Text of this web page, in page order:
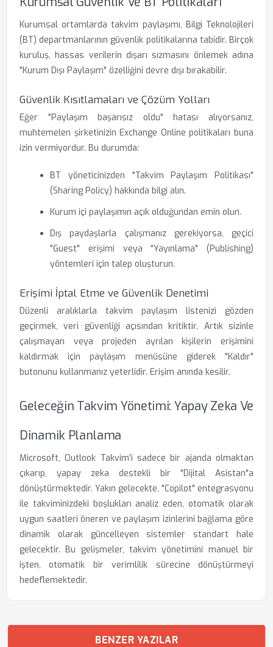
Kurumsal ortamlarda takvim paylaşımı, Bilgi Teknolojileri
(BT) departmanlarının güvenlik politikalarına tabidir. Birçok
kuruluş, hassas verilerin dışarı sızmasını önlemek adına
"Kurum Dışı Paylaşım" özelliğini devre dışı bırakabilir.
Güvenlik Kısıtlamaları ve Çözüm Yolları
Eğer "Paylaşım başarısız oldu" hatası alıyorsanız,
muhtemelen şirketinizin Exchange Online politikaları buna
izin vermiyordur. Bu durumda:
BT yöneticinizden "Takvim Paylaşım Politikası"
(Sharing Policy) hakkında bilgi alın.
Kurum içi paylaşımın açık olduğundan emin olun.
Dış paydaşlarla çalışmanız gerekiyorsa, geçici
"Guest" erişimi veya "Yayınlama" (Publishing)
yöntemleri için talep oluşturun.
Erişimi İptal Etme ve Güvenlik Denetimi
Düzenli aralıklarla takvim paylaşım listenizi gözden
geçirmek, veri güvenliği açısından kritiktir. Artık sizinle
çalışmayan veya projeden ayrılan kişilerin erişimini
kaldırmak için paylaşım menüsüne giderek "Kaldır"
butonunu kullanmanız yeterlidir. Erişim anında kesilir.
Geleceğin Takvim Yönetimi: Yapay Zeka Ve
Dinamik Planlama
Microsoft, Outlook Takvim'i sadece bir ajanda olmaktan
çıkarıp, yapay zeka destekli bir "Dijital Asistan"a
dönüştürmektedir. Yakın gelecekte, "Copilot" entegrasyonu
ile takviminizdeki boşlukları analiz eden, otomatik olarak
uygun saatleri öneren ve paylaşım izinlerini bağlama göre
dinamik olarak güncelleyen sistemler standart hale
gelecektir. Bu gelişmeler, takvim yönetimini manuel bir
işten, otomatik bir verimlilik sürecine dönüştürmeyi
hedeflemektedir.
BENZER YAZILAR